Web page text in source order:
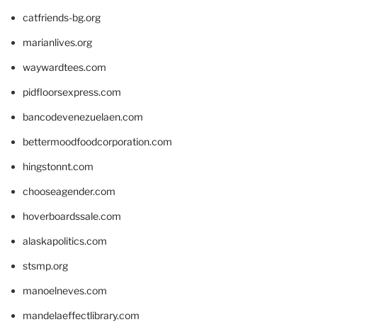
catfriends-bg.org
marianlives.org
waywardtees.com
pidfloorsexpress.com
bancodevenezuelaen.com
bettermoodfoodcorporation.com
hingstonnt.com
chooseagender.com
hoverboardssale.com
alaskapolitics.com
stsmp.org
manoelneves.com
mandelaeffectlibrary.com